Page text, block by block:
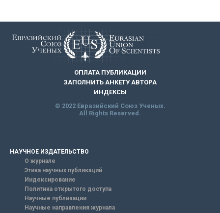
ОПЛАТА ПУБЛИКАЦИИ
ЗАПОЛНИТЬ АНКЕТУ АВТОРА
ИНДЕКСЫ
© 2022 Евразийский Союз Ученых.
All Rights Reserved.
НАУЧНОЕ ИЗДАТЕЛЬСТВО
О журнале
Этика научных публикаций
Индексирование
Политика открытого доступа
Научные публикации
Научные направления журнала